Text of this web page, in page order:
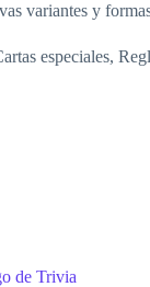
variantes y
especiales,